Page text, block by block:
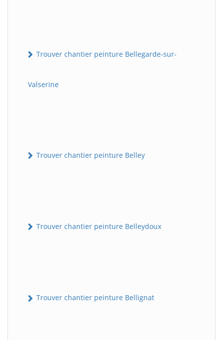
Trouver chantier peinture Bellegarde-sur-
Valserine
Trouver chantier peinture Belley
Trouver chantier peinture Belleydoux
Trouver chantier peinture Bellignat